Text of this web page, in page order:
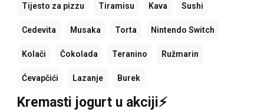
Tijesto za pizzu Tiramisu Kava Sushi
Cedevita Musaka Torta Nintendo Switch
Kolači Čokolada Teranino Ružmarin
Ćevapčići Lazanje Burek
Kremasti jogurt u akciji⚡